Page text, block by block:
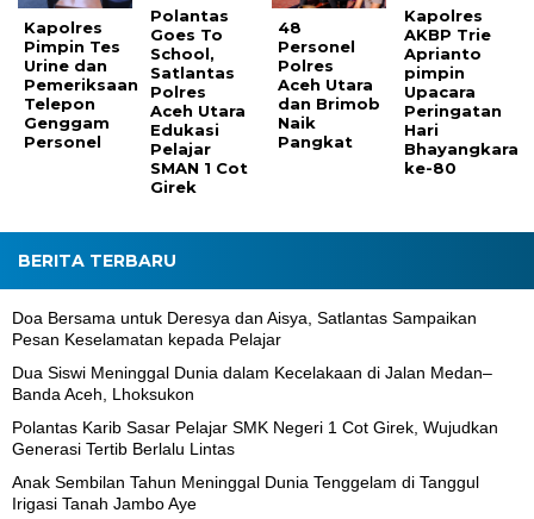
Kapolres
Pimpin Tes
Urine dan
Pemeriksaan
Telepon
Genggam
Personel
Polantas
Goes To
School,
Satlantas
Polres
Aceh Utara
Edukasi
Pelajar
SMAN 1 Cot
Girek
48
Personel
Polres
Aceh Utara
dan Brimob
Naik
Pangkat
Kapolres
AKBP Trie
Aprianto
pimpin
Upacara
Peringatan
Hari
Bhayangkara
ke-80
BERITA TERBARU
Doa Bersama untuk Deresya dan Aisya, Satlantas Sampaikan
Pesan Keselamatan kepada Pelajar
Dua Siswi Meninggal Dunia dalam Kecelakaan di Jalan Medan–
Banda Aceh, Lhoksukon
Polantas Karib Sasar Pelajar SMK Negeri 1 Cot Girek, Wujudkan
Generasi Tertib Berlalu Lintas
Anak Sembilan Tahun Meninggal Dunia Tenggelam di Tanggul
Irigasi Tanah Jambo Aye